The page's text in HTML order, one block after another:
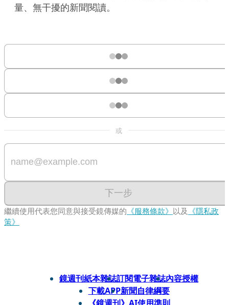
量、無干擾的新聞閱讀。
或
下一步
繼續使用代表您同意與接受鏡傳媒的 《服務條款》 以及 《隱私政
策》
鏡週刊紙本雜誌訂閱電子雜誌內容授權
下載APP新聞自律綱要